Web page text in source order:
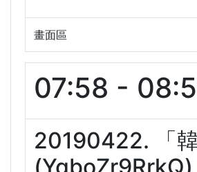
畫面區
07:58 -
20190422. 「